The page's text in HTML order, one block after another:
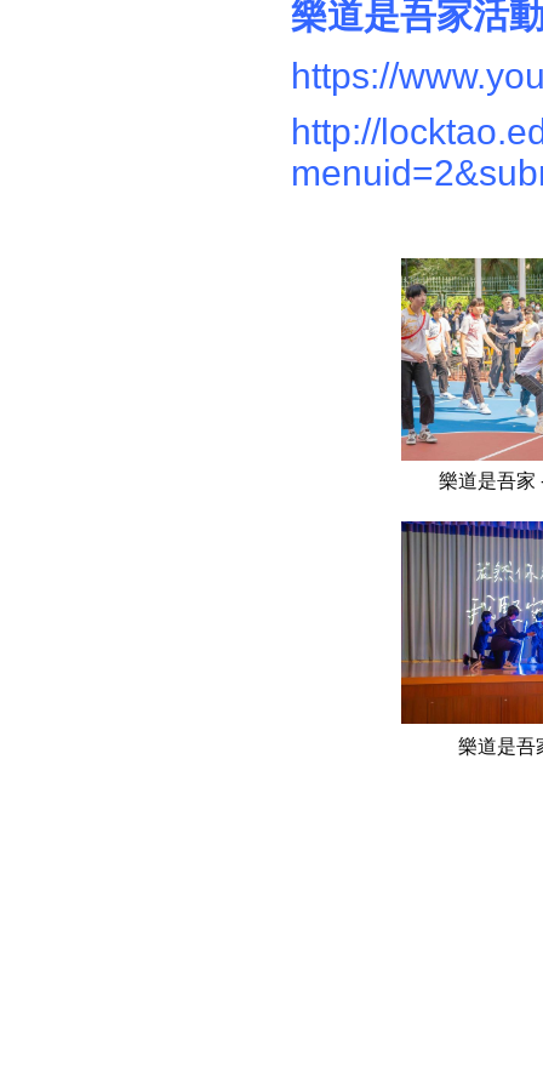
樂道是吾家活
https://
http://
樂道是吾家
樂道是吾